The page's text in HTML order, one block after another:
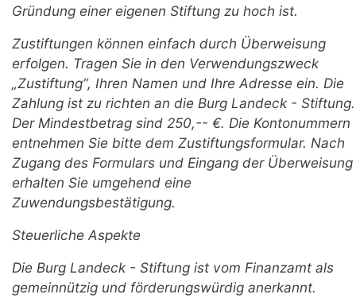
Gründung einer eigenen Stiftung zu hoch ist.
Zustiftungen können einfach durch Überweisung
erfolgen. Tragen Sie in den Verwendungszweck
„Zustiftung“, Ihren Namen und Ihre Adresse ein. Die
Zahlung ist zu richten an die Burg Landeck - Stiftung.
Der Mindestbetrag sind 250,-- €. Die Kontonummern
entnehmen Sie bitte dem Zustiftungsformular. Nach
Zugang des Formulars und Eingang der Überweisung
erhalten Sie umgehend eine
Zuwendungsbestätigung.
Steuerliche Aspekte
Die Burg Landeck - Stiftung ist vom Finanzamt als
gemeinnützig und förderungswürdig anerkannt.